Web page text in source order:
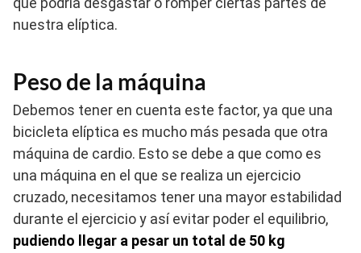
nuestra elíptica.
Peso de la máquina
Debemos tener en cuenta este factor, ya que una
bicicleta elíptica es mucho más pesada que otra
máquina de cardio. Esto se debe a que como es
una máquina en el que se realiza un ejercicio
cruzado, necesitamos tener una mayor estabilidad
durante el ejercicio y así evitar poder el equilibrio,
pudiendo llegar a pesar un total de 50 kg